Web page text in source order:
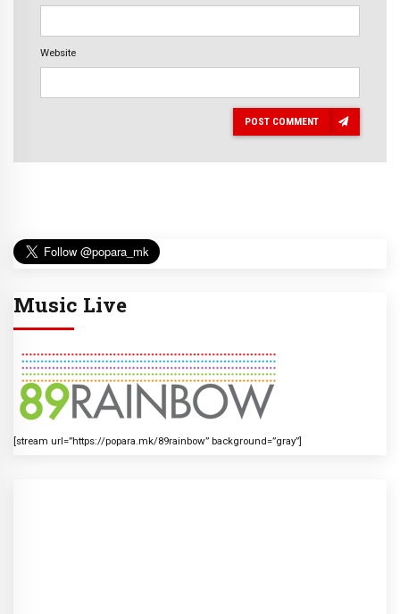
Website
POST COMMENT
Music Live
[stream url=”https://popara.mk/89rainbow” background=”gray”]